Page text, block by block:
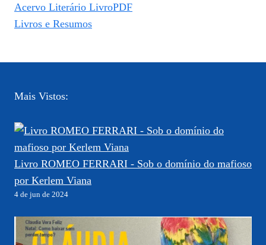
Acervo Literário LivroPDF
Livros e Resumos
Mais Vistos:
Livro ROMEO FERRARI - Sob o domínio do mafioso
por Kerlem Viana
4 de jun de 2024